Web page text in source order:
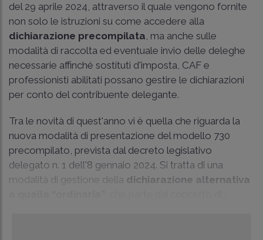
del 29 aprile 2024, attraverso il quale vengono fornite
non solo le istruzioni su come accedere alla
dichiarazione precompilata , ma anche sulle
modalità di raccolta ed eventuale invio delle deleghe
necessarie affinché sostituti d'imposta, CAF e
professionisti abilitati possano gestire le dichiarazioni
per conto del contribuente delegante.
Tra le novità di quest'anno vi è quella che riguarda la
nuova modalità di presentazione del modello 730
precompilato, prevista dal decreto legislativo
delegato n. 1 dell'8 gennaio 2024. Si tratta di una
modalità di gestione della dichiarazione alternativa